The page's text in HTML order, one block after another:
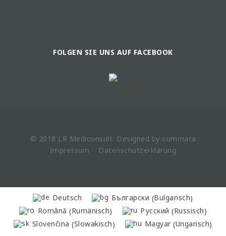
FOLGEN SIE UNS AUF FACEBOOK
© 2018 LR Mediconsult. Designed by commata
Impressum
Datenschutzerklärung
Deutsch Български (Bulgarisch)
Română (Rumänisch) Русский (Russisch)
Slovenčina (Slowakisch) Magyar(Ungarisch)